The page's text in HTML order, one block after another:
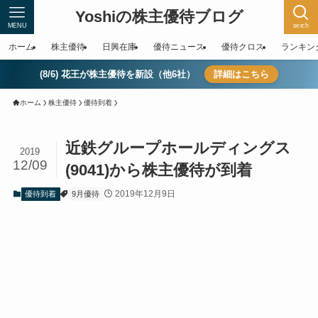
Yoshiの株主優待ブログ serch
MENU
ホーム 株主優待 日興在庫 優待ニュース 優待クロス ランキン
(8/6) 花王が株主優待を新設（他6社） 詳細はこちら
ホーム 株主優待 優待到着
近鉄グループホールディングス
(9041)から株主優待が到着
2019
12/09
優待到着 9月優待 2019年12月9日